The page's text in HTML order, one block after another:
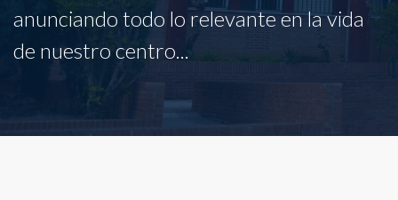
anunciando todo lo relevante en la vida
de nuestro centro...